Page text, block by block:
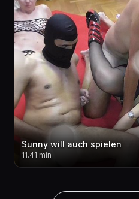
Sunny will auch spielen
11.41 min